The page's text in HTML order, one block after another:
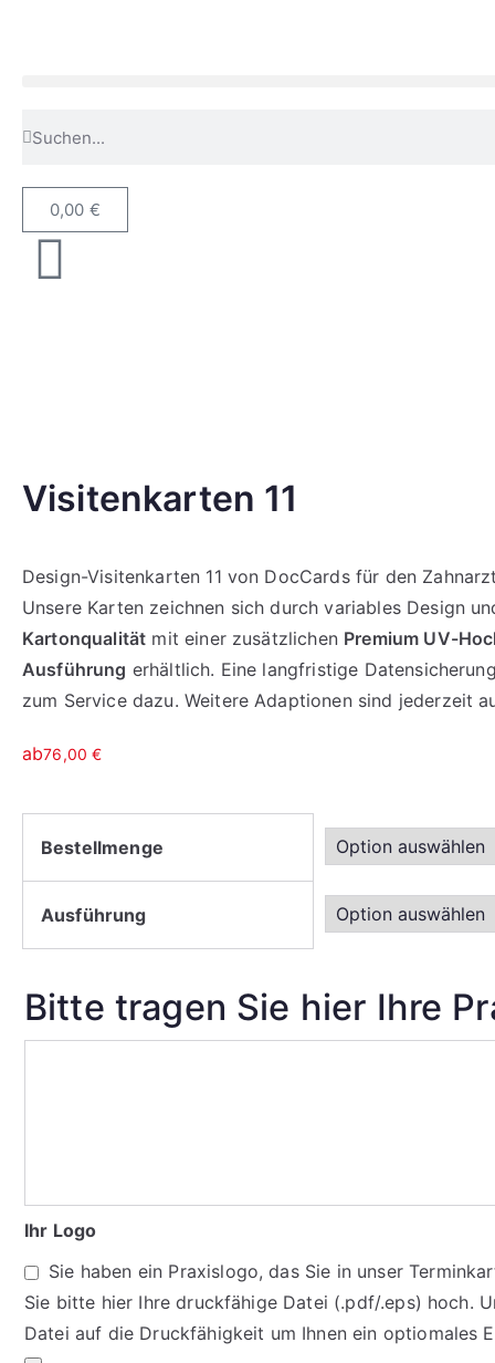
0,00 €
Visitenkarten 11
Design-Visitenkarten 11 von DocCards für den
Unsere Karten zeichnen sich durch variables Design
Kartonqualität mit einer zusätzlichen Premium UV-
Ausführung erhältlich. Eine langfristige
zum Service dazu. Weitere Adaptionen sind jederzeit
ab76,00€
Bestellmenge
Ausführung
Bitte tragen Sie hier Ihre
Ihr Logo
Sie haben ein Praxislogo, das Sie in unser
Sie bitte hier Ihre druckfähige Datei (.pdf/.eps) hoch.
Datei auf die Druckfähigkeit um Ihnen ein optiomales